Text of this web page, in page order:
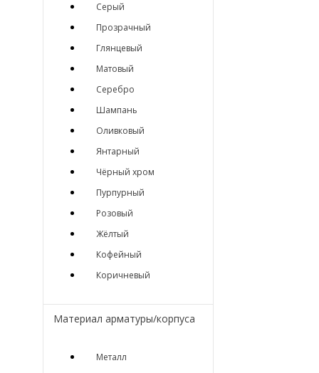
Серый
Прозрачный
Глянцевый
Матовый
Серебро
Шампань
Оливковый
Янтарный
Чёрный хром
Пурпурный
Розовый
Жёлтый
Кофейный
Коричневый
Материал арматуры/корпуса
Металл